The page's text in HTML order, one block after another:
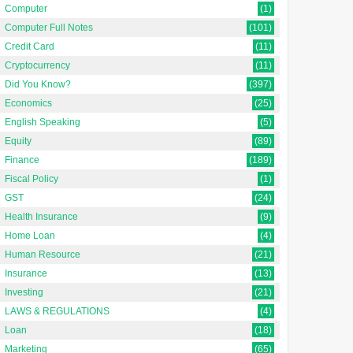
Computer
(1)
Computer Full Notes
(101)
Credit Card
(11)
Cryptocurrency
(11)
Did You Know?
(397)
Economics
(25)
English Speaking
(5)
Equity
(89)
Finance
(189)
Fiscal Policy
(1)
GST
(24)
Health Insurance
(9)
Home Loan
(4)
Human Resource
(21)
Insurance
(13)
Investing
(21)
LAWS & REGULATIONS
(4)
Loan
(18)
Marketing
(65)